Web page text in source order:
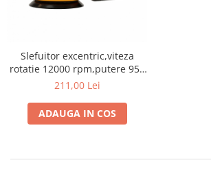
Slefuitor excentric,viteza
rotatie 12000 rpm,putere 950
W
211,00 Lei
ADAUGA IN COS